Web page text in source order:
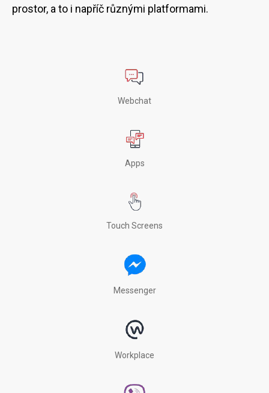
prostor, a to i napříč různými platformami.
Webchat
Apps
Touch Screens
Messenger
Workplace